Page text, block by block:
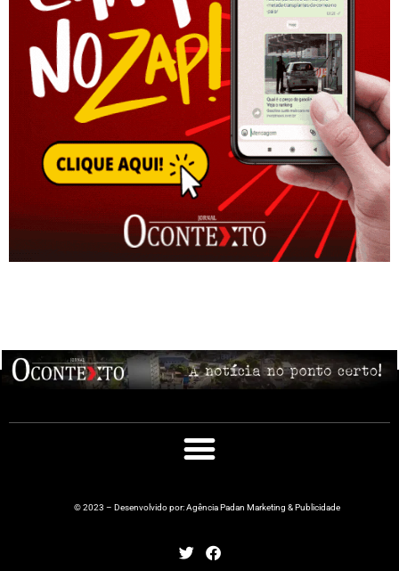
© 2023 – Desenvolvido por: Agência Padan Marketing & Publicidade